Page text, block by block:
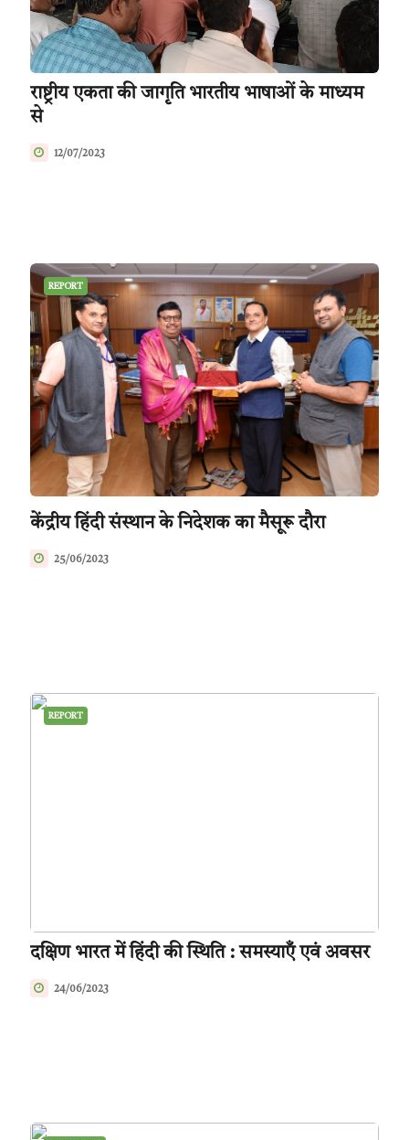
राष्ट्रीय एकता की जागृति भारतीय भाषाओं के माध्यम
से
12/07/2023
REPORT
केंद्रीय हिंदी संस्थान के निदेशक का मैसूरू दौरा
25/06/2023
REPORT
दक्षिण भारत में हिंदी की स्थिति : समस्याएँ एवं अवसर
24/06/2023